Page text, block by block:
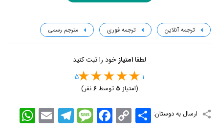
ترجمه آنلاین ترجمه فوری مترجم رسمی
لطفاامتیاز خود را ثبت کنید
1
5
(امتیاز 5 توسط6نفر)
ارسال به دوستان: WhatsApp EmailTelegramMessageFacebook Copy
Link
اشتراک